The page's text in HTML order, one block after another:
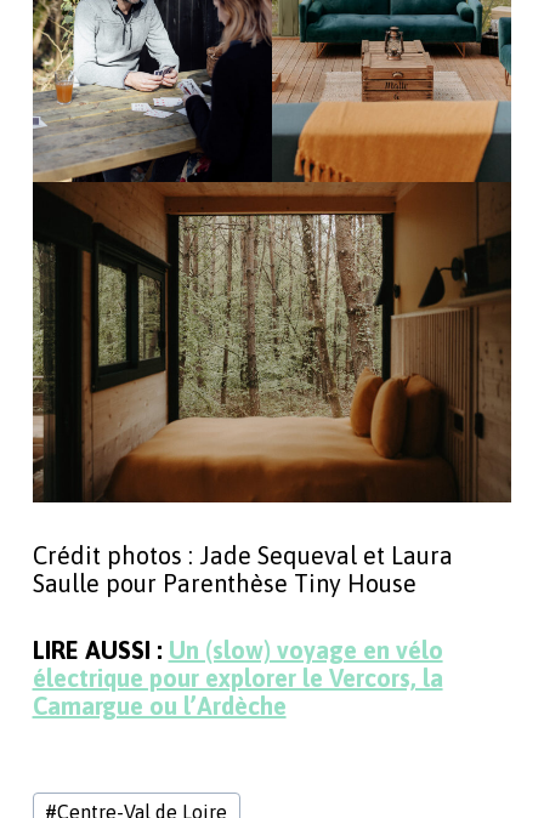
Crédit photos : Jade Sequeval et Laura
Saulle pour Parenthèse Tiny House
LIRE AUSSI : Un (slow) voyage en vélo
électrique pour explorer le Vercors, la
Camargue ou l’Ardèche
Étiquettes
#Centre-Val de Loire